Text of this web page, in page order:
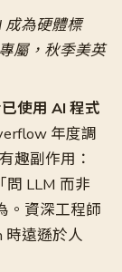
成為硬體標
屬，秋季美英
使用 AI 程式
年度調
趣副作用：
問 LLM 而非
。資深工程師
時遠遜於人